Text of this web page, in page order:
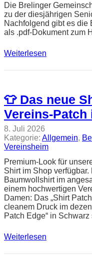
Die Brelinger
zu der diesjährigen
Nachfolgend gibt es die
als .pdf-Dokument zum
Weiterlesen
👕 Das neue
Vereins-Patch
8. Juli 2026
Kategorie: Allgemein,
Vereinsheim
Premium-Look für
Shirt im Shop
Baumwollshirt im
einem hochwertigen
Damen: Das „Shirt
cleanem Druck im
Patch Edge“ in
Weiterlesen